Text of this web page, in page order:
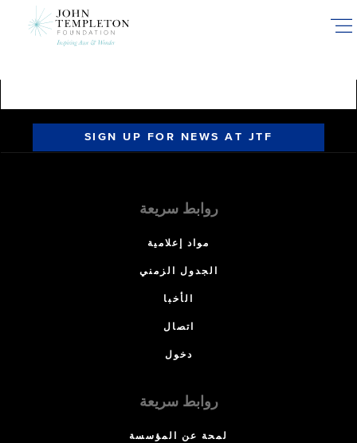
SIGN UP FOR NEWS AT JTF
روابط سريعة
مواد إعلامية
الجدول الزمني
الأخبا
اتصال
دخول
روابط سريعة
لمحة عن المؤسسة